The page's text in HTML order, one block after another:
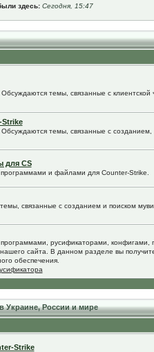
здесь: Сегодня, 15:47
Обсуждаются темы, связанные с клиентской
Strike
Обсуждаются темы, связанные с
для CS
и файлами для Counter-Strike.
связанные с созданием и поиском
русификаторами, конфигами,
сайта. В данном разделе вы
обеспечения.
Украине, России и мире
Strike